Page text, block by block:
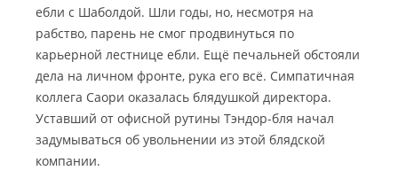
ебли с Шаболдой. Шли годы, но, несмотря на
рабство, парень не смог продвинуться по
карьерной лестнице ебли. Ещё печальней обстояли
дела на личном фронте, рука его всё. Симпатичная
коллега Саори оказалась блядушкой директора.
Уставший от офисной рутины Тэндор-бля начал
задумываться об увольнении из этой блядской
компании.